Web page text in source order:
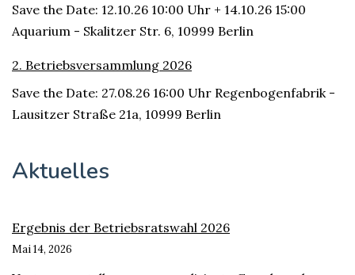
Save the Date: 12.10.26 10:00 Uhr + 14.10.26 15:00
Aquarium - Skalitzer Str. 6, 10999 Berlin
2. Betriebsversammlung 2026
Save the Date: 27.08.26 16:00 Uhr Regenbogenfabrik -
Lausitzer Straße 21a, 10999 Berlin
Aktuelles
Ergebnis der Betriebsratswahl 2026
Mai 14, 2026